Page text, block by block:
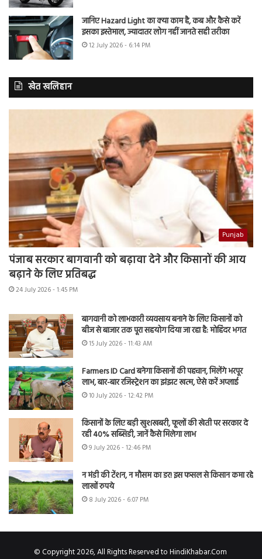
जानिए Hazard Light का क्या काम है, कब और कैसे करें
इसका इस्तेमाल, ज्यादातर लोग नहीं जानते सही तरीका
12 July 2026 - 6:14 PM
खेत खलिहान
Punjab
पंजाब सरकार बागवानी को बढ़ावा देने और किसानों की आय
बढ़ाने के लिए प्रतिबद्ध
24 July 2026 - 1:45 PM
बागवानी को लाभकारी व्यवसाय बनाने के लिए किसानों को
बीज से बाजार तक पूरा सहयोग दिया जा रहा है: मोहिंदर भगत
15 July 2026 - 11:43 AM
Farmers ID Card बनेगा किसानों की पहचान, मिलेंगे भरपूर
लाभ, बार-बार रजिस्ट्रेशन का झंझट खत्म, ऐसे करें अप्लाई
10 July 2026 - 12:42 PM
किसानों के लिए बड़ी खुशखबरी, फूलों की खेती पर सरकार दे
रही 40% सब्सिडी, जानें कैसे मिलेगा लाभ
9 July 2026 - 12:46 PM
न मंडी की टेंशन, न मौसम का डर! इस फसल से किसान कमा रहे
लाखों रुपये
8 July 2026 - 6:07 PM
© Copyright 2026, All Rights Reserved to HindiKhabar.Com